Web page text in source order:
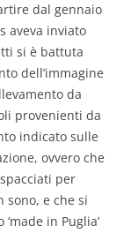
dal gennaio
aveva inviato
si è battuta
dell’immagine
da
provenienti da
indicato sulle
ovvero che
per
e che si
in Puglia’